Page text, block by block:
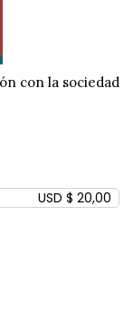
con la sociedad
USD $ 20,00